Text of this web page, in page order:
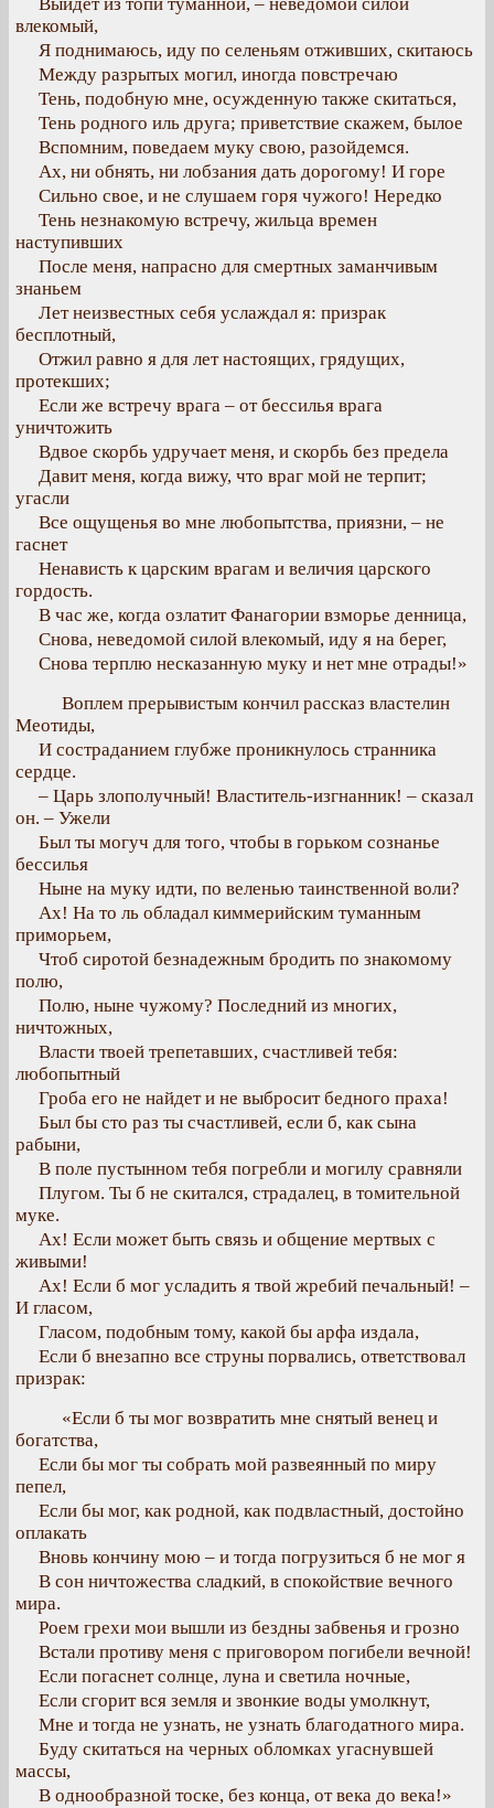
влекомый,
Я поднимаюсь, иду по селеньям отживших, скитаюсь
Между разрытых могил, иногда повстречаю
Тень, подобную мне, осужденную также скитаться,
Тень родного иль друга; приветствие скажем, былое
Вспомним, поведаем муку свою, разойдемся.
Ах, ни обнять, ни лобзания дать дорогому! И горе
Сильно свое, и не слушаем горя чужого! Нередко
Тень незнакомую встречу, жильца времен
наступивших
После меня, напрасно для смертных заманчивым
знаньем
Лет неизвестных себя услаждал я: призрак
бесплотный,
Отжил равно я для лет настоящих, грядущих,
протекших;
Если же встречу врага – от бессилья врага
уничтожить
Вдвое скорбь удручает меня, и скорбь без предела
Давит меня, когда вижу, что враг мой не терпит;
угасли
Все ощущенья во мне любопытства, приязни, – не
гаснет
Ненависть к царским врагам и величия царского
гордость.
В час же, когда озлатит Фанагории взморье денница,
Снова, неведомой силой влекомый, иду я на берег,
Снова терплю несказанную муку и нет мне отрады!»
Воплем прерывистым кончил рассказ властелин
Меотиды,
И состраданием глубже проникнулось странника
сердце.
– Царь злополучный! Властитель-изгнанник! – сказал
он. – Ужели
Был ты могуч для того, чтобы в горьком сознанье
бессилья
Ныне на муку идти, по веленью таинственной воли?
Ах! На то ль обладал киммерийским туманным
приморьем,
Чтоб сиротой безнадежным бродить по знакомому
полю,
Полю, ныне чужому? Последний из многих,
ничтожных,
Власти твоей трепетавших, счастливей тебя:
любопытный
Гроба его не найдет и не выбросит бедного праха!
Был бы сто раз ты счастливей, если б, как сына
рабыни,
В поле пустынном тебя погребли и могилу сравняли
Плугом. Ты б не скитался, страдалец, в томительной
муке.
Ах! Если может быть связь и общение мертвых с
живыми!
Ах! Если б мог усладить я твой жребий печальный! –
И гласом,
Гласом, подобным тому, какой бы арфа издала,
Если б внезапно все струны порвались, ответствовал
призрак:
«Если б ты мог возвратить мне снятый венец и
богатства,
Если бы мог ты собрать мой развеянный по миру
пепел,
Если бы мог, как родной, как подвластный, достойно
оплакать
Вновь кончину мою – и тогда погрузиться б не мог я
В сон ничтожества сладкий, в спокойствие вечного
мира.
Роем грехи мои вышли из бездны забвенья и грозно
Встали противу меня с приговором погибели вечной!
Если погаснет солнце, луна и светила ночные,
Если сгорит вся земля и звонкие воды умолкнут,
Мне и тогда не узнать, не узнать благодатного мира.
Буду скитаться на черных обломках угаснувшей
массы,
В однообразной тоске, без конца, от века до века!»